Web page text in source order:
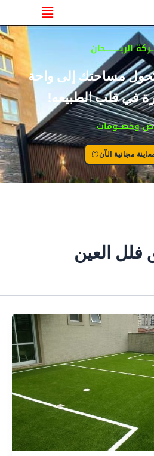
القائمة
الريــــــــحان
مساحتك إلى واحة
في قلب الطبيعه!
وخصــومات
مجانية الآن
فلل العين